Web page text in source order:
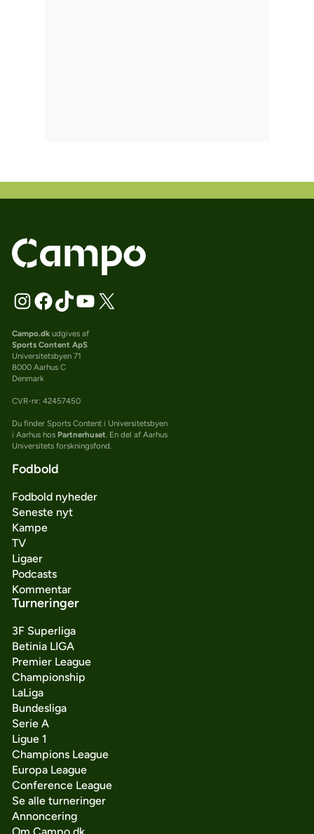
Campo.dkudgives af
Sports Content ApS
Universitetsbyen 71
8000 Aarhus C
Denmark
CVR-nr: 42457450
Du finder Sports Content i Universitetsbyen
i Aarhus hos Partnerhuset. En del af Aarhus
Universitets forskningsfond.
Fodbold
Fodbold nyheder
Seneste nyt
Kampe
TV
Ligaer
Podcasts
Kommentar
Turneringer
3F Superliga
Betinia LIGA
Premier League
Championship
LaLiga
Bundesliga
Serie A
Ligue 1
Champions League
Europa League
Conference League
Se alle turneringer
Annoncering